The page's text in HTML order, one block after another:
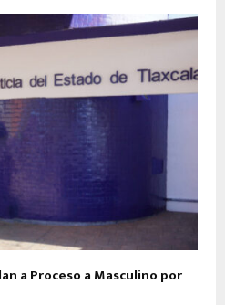
a Proceso a Masculino por